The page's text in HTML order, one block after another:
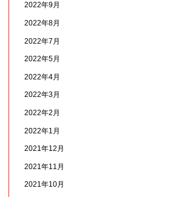
2022年9月
2022年8月
2022年7月
2022年5月
2022年4月
2022年3月
2022年2月
2022年1月
2021年12月
2021年11月
2021年10月